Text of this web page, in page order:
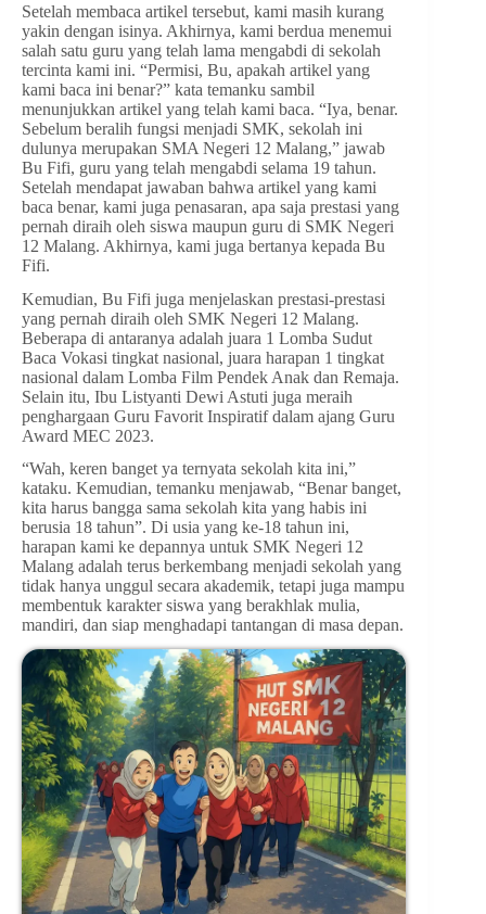
Setelah membaca artikel tersebut, kami masih kurang
yakin dengan isinya. Akhirnya, kami berdua menemui
salah satu guru yang telah lama mengabdi di sekolah
tercinta kami ini. “Permisi, Bu, apakah artikel yang
kami baca ini benar?” kata temanku sambil
menunjukkan artikel yang telah kami baca. “Iya, benar.
Sebelum beralih fungsi menjadi SMK, sekolah ini
dulunya merupakan SMA Negeri 12 Malang,” jawab
Bu Fifi, guru yang telah mengabdi selama 19 tahun.
Setelah mendapat jawaban bahwa artikel yang kami
baca benar, kami juga penasaran, apa saja prestasi yang
pernah diraih oleh siswa maupun guru di SMK Negeri
12 Malang. Akhirnya, kami juga bertanya kepada Bu
Fifi.
Kemudian, Bu Fifi juga menjelaskan prestasi-prestasi
yang pernah diraih oleh SMK Negeri 12 Malang.
Beberapa di antaranya adalah juara 1 Lomba Sudut
Baca Vokasi tingkat nasional, juara harapan 1 tingkat
nasional dalam Lomba Film Pendek Anak dan Remaja.
Selain itu, Ibu Listyanti Dewi Astuti juga meraih
penghargaan Guru Favorit Inspiratif dalam ajang Guru
Award MEC 2023.
“Wah, keren banget ya ternyata sekolah kita ini,”
kataku. Kemudian, temanku menjawab, “Benar banget,
kita harus bangga sama sekolah kita yang habis ini
berusia 18 tahun”. Di usia yang ke-18 tahun ini,
harapan kami ke depannya untuk SMK Negeri 12
Malang adalah terus berkembang menjadi sekolah yang
tidak hanya unggul secara akademik, tetapi juga mampu
membentuk karakter siswa yang berakhlak mulia,
mandiri, dan siap menghadapi tantangan di masa depan.